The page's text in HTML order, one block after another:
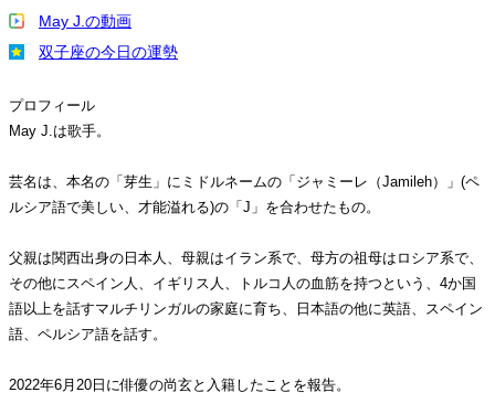
May J.の動画
双子座の今日の運勢
プロフィール
May J.は歌手。
芸名は、本名の「芽生」にミドルネームの「ジャミーレ（Jamileh）」(ペ
ルシア語で美しい、才能溢れる)の「J」を合わせたもの。
父親は関西出身の日本人、母親はイラン系で、母方の祖母はロシア系で、
その他にスペイン人、イギリス人、トルコ人の血筋を持つという、4か国
語以上を話すマルチリンガルの家庭に育ち、日本語の他に英語、スペイン
語、ペルシア語を話す。
2022年6月20日に俳優の尚玄と入籍したことを報告。